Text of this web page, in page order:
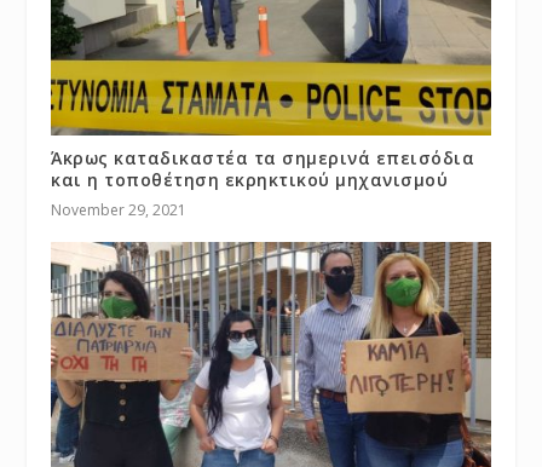
Άκρως καταδικαστέα τα σημερινά επεισόδια
και η τοποθέτηση εκρηκτικού μηχανισμού
November 29, 2021